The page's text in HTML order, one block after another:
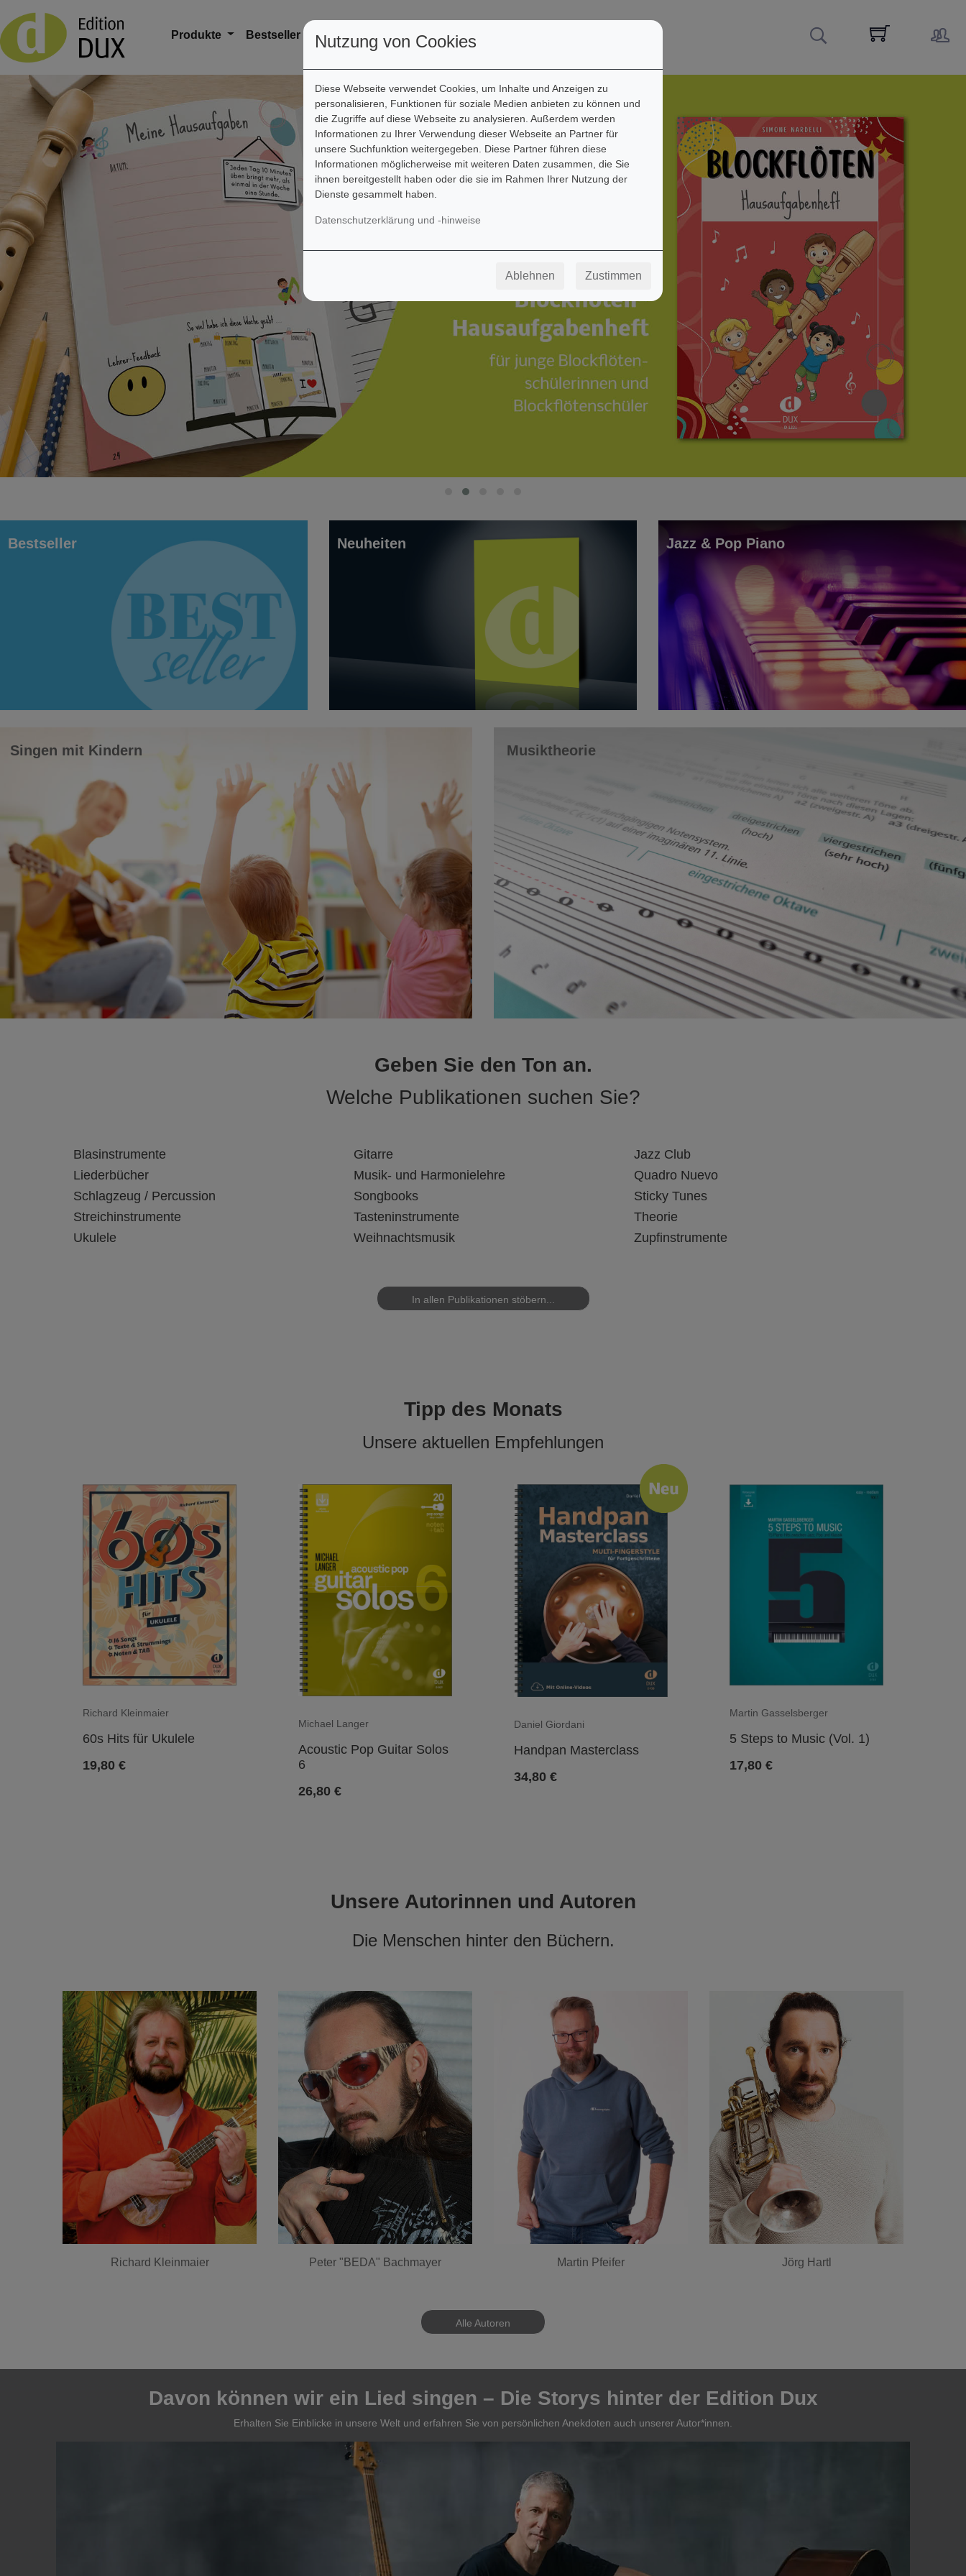
Nutzung von Cookies
Diese Webseite verwendet Cookies, um Inhalte und Anzeigen zu
personalisieren, Funktionen für soziale Medien anbieten zu können und
die Zugriffe auf diese Webseite zu analysieren. Außerdem werden
Informationen zu Ihrer Verwendung dieser Webseite an Partner für
unsere Suchfunktion weitergegeben. Diese Partner führen diese
Informationen möglicherweise mit weiteren Daten zusammen, die Sie
ihnen bereitgestellt haben oder die sie im Rahmen Ihrer Nutzung der
Dienste gesammelt haben.
Datenschutzerklärung und -hinweise
Ablehnen Zustimmen
Produkte Bestseller Autoren Downloads Kontakt
Bestseller Neuheiten Jazz & Pop Piano
Singen mit Kindern Musiktheorie
Geben Sie den Ton an.
Welche Publikationen suchen Sie?
Blasinstrumente Gitarre
Jazz Club
Liederbücher
Musik- und Harmonielehre
Quadro Nuevo
Schlagzeug / Percussion
Songbooks
Sticky Tunes
Streichinstrumente
Tasteninstrumente
Theorie
Ukulele
Weihnachtsmusik Zupfinstrumente
In allen Publikationen stöbern...
Tipp des Monats
Unsere aktuellen Empfehlungen
Richard Kleinmaier
60s Hits für Ukulele
19,80 €
Michael Langer
Acoustic Pop Guitar Solos
6
26,80 €
Daniel Giordani
Handpan Masterclass
34,80 €
Martin Gasselsberger
5 Steps to Music (Vol. 1)
17,80 €
Unsere Autorinnen und Autoren
Die Menschen hinter den Büchern.
Richard Kleinmaier Peter "BEDA" Bachmayer Martin Pfeifer Jörg Hartl
Alle Autoren
Davon können wir ein Lied singen – Die Storys hinter der Edition Dux
Erhalten Sie Einblicke in unsere Welt und erfahren Sie von persönlichen Anekdoten auch unserer Autor*innen.